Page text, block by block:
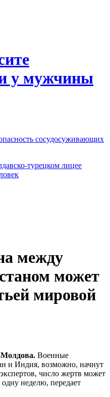
у мужчины
сосудосуживающих
турецком лицее
между
может
мировой
Военные
и Индия, возможно, начнут
число жертв может
неделю, передает